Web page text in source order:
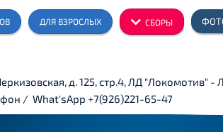
ДЛЯ ВЗРОСЛЫХ СБОРЫ
д. 125, стр.4, ЛД "Локомотив" -
/ What'sApp +7(926)221-65-47